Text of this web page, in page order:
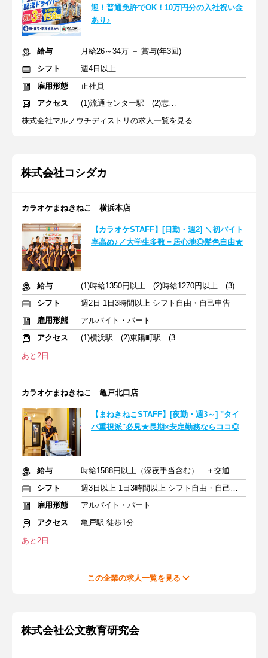
迎！普通免許でOK！10万円分の入社祝い金
あり♪
給与
月給26～34万 ＋ 賞与(年3回)
シフト
週4日以上
雇用形態
正社員
アクセス
(1)流通センター駅 (2)志村坂上駅 (3)東陽町駅
株式会社マルノウチディストリの求人一覧を見る
株式会社コシダカ
カラオケまねきねこ 横浜本店
【カラオケSTAFF】[日勤・週2] ＼初バイト
率高め♪／大学生多数＝居心地◎髪色自由★
給与
(1)時給1350円以上 (2)時給1270円以上 (3)時給1350円以上
シフト
週2日 1日3時間以上 シフト自由・自己申告
雇用形態
アルバイト・パート
アクセス
(1)横浜駅 (2)東陽町駅 (3)飯田橋駅
あと2日
カラオケまねきねこ 亀戸北口店
【まねきねこSTAFF】[夜勤・週3～] "タイ
パ重視派"必見★長期×安定勤務ならココ◎
給与
時給1588円以上（深夜手当含む） ＋交通費支給
シフト
週3日以上 1日3時間以上 シフト自由・自己申告
雇用形態
アルバイト・パート
アクセス
亀戸駅 徒歩1分
あと2日
この企業の求人一覧を見る
株式会社公文教育研究会